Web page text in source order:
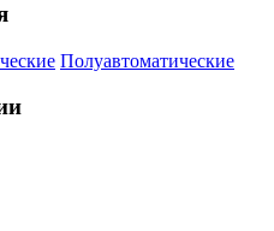
Полуавтоматические